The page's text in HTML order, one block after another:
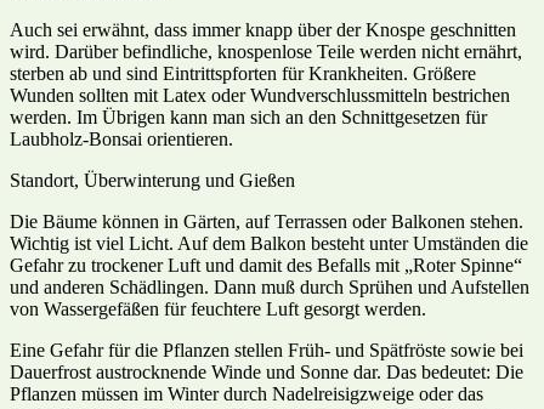
Auch sei erwähnt, dass immer knapp über der Knospe geschnitten
wird. Darüber befindliche, knospenlose Teile werden nicht ernährt,
sterben ab und sind Eintrittspforten für Krankheiten. Größere
Wunden sollten mit Latex oder Wundverschlussmitteln bestrichen
werden. Im Übrigen kann man sich an den Schnittgesetzen für
Laubholz-Bonsai orientieren.
Standort, Überwinterung und Gießen
Die Bäume können in Gärten, auf Terrassen oder Balkonen stehen.
Wichtig ist viel Licht. Auf dem Balkon besteht unter Umständen die
Gefahr zu trockener Luft und damit des Befalls mit „Roter Spinne“
und anderen Schädlingen. Dann muß durch Sprühen und Aufstellen
von Wassergefäßen für feuchtere Luft gesorgt werden.
Eine Gefahr für die Pflanzen stellen Früh- und Spätfröste sowie bei
Dauerfrost austrocknende Winde und Sonne dar. Das bedeutet: Die
Pflanzen müssen im Winter durch Nadelreisigzweige oder das